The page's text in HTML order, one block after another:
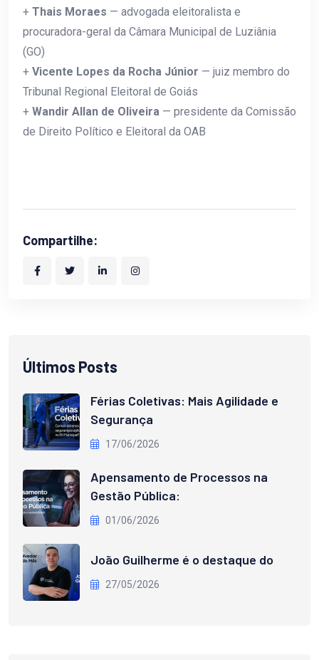
+ Thais Moraes — advogada eleitoralista e
procuradora-geral da Câmara Municipal de Luziânia
(GO)
+ Vicente Lopes da Rocha Júnior — juiz membro do
Tribunal Regional Eleitoral de Goiás
+ Wandir Allan de Oliveira — presidente da Comissão
de Direito Político e Eleitoral da OAB
Compartilhe:
Últimos Posts
Férias Coletivas: Mais Agilidade e
Segurança
17/06/2026
Apensamento de Processos na
Gestão Pública:
01/06/2026
João Guilherme é o destaque do
27/05/2026